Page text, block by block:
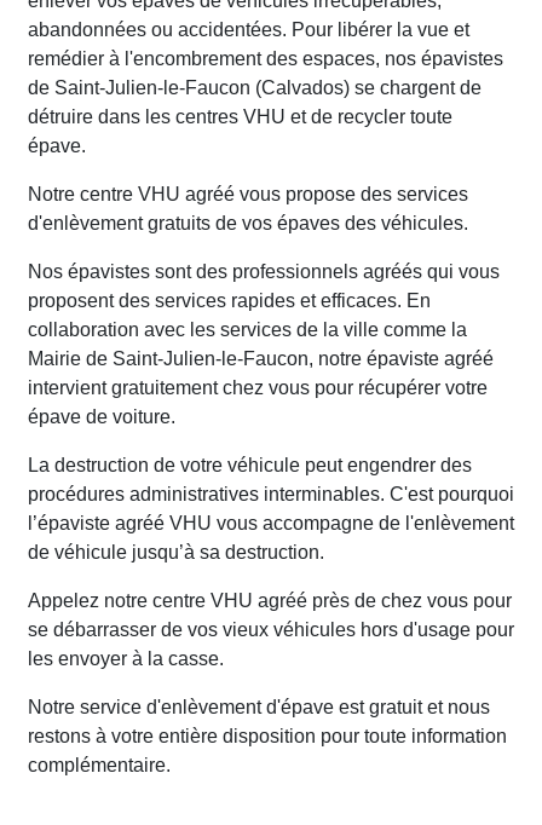
abandonnées ou accidentées. Pour libérer la vue et
remédier à l'encombrement des espaces, nos épavistes
de Saint-Julien-le-Faucon (Calvados) se chargent de
détruire dans les centres VHU et de recycler toute
épave.
Notre centre VHU agréé vous propose des services
d'enlèvement gratuits de vos épaves des véhicules.
Nos épavistes sont des professionnels agréés qui vous
proposent des services rapides et efficaces. En
collaboration avec les services de la ville comme la
Mairie de Saint-Julien-le-Faucon, notre épaviste agréé
intervient gratuitement chez vous pour récupérer votre
épave de voiture.
La destruction de votre véhicule peut engendrer des
procédures administratives interminables. C'est pourquoi
l’épaviste agréé VHU vous accompagne de l'enlèvement
de véhicule jusqu’à sa destruction.
Appelez notre centre VHU agréé près de chez vous pour
se débarrasser de vos vieux véhicules hors d'usage pour
les envoyer à la casse.
Notre service d'enlèvement d'épave est gratuit et nous
restons à votre entière disposition pour toute information
complémentaire.